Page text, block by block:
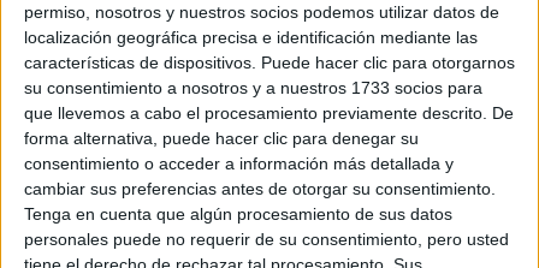
permiso, nosotros y nuestros socios podemos utilizar datos de
localización geográfica precisa e identificación mediante las
características de dispositivos. Puede hacer clic para otorgarnos
su consentimiento a nosotros y a nuestros 1733 socios para
que llevemos a cabo el procesamiento previamente descrito. De
forma alternativa, puede hacer clic para denegar su
consentimiento o acceder a información más detallada y
cambiar sus preferencias antes de otorgar su consentimiento.
Tenga en cuenta que algún procesamiento de sus datos
personales puede no requerir de su consentimiento, pero usted
tiene el derecho de rechazar tal procesamiento. Sus
Pídeles información ¡GRATIS!
Seleccionar por provincia
Alicante(1)
Barcelona(4)
Madrid(2)
Valencia(1)